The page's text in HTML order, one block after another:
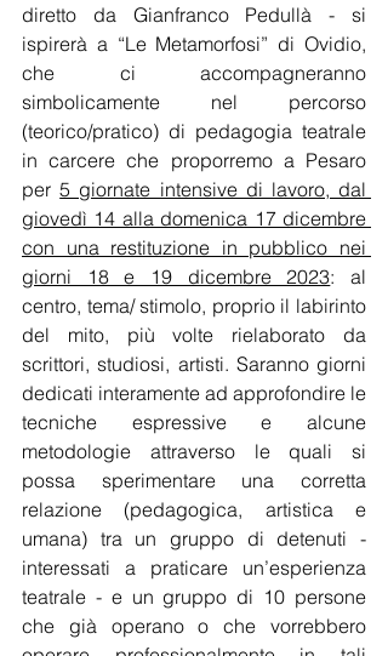
diretto da Gianfranco Pedullà - si
ispirerà a “Le Metamorfosi” di Ovidio,
che ci accompagneranno
simbolicamente nel percorso
(teorico/pratico) di pedagogia teatrale
in carcere che proporremo a Pesaro
per 5 giornate intensive di lavoro, dal
giovedì 14 alla domenica 17 dicembre
con una restituzione in pubblico nei
giorni 18 e 19 dicembre 2023: al
centro, tema/ stimolo, proprio il labirinto
del mito, più volte rielaborato da
scrittori, studiosi, artisti. Saranno giorni
dedicati interamente ad approfondire le
tecniche espressive e alcune
metodologie attraverso le quali si
possa sperimentare una corretta
relazione (pedagogica, artistica e
umana) tra un gruppo di detenuti -
interessati a praticare un’esperienza
teatrale - e un gruppo di 10 persone
che già operano o che vorrebbero